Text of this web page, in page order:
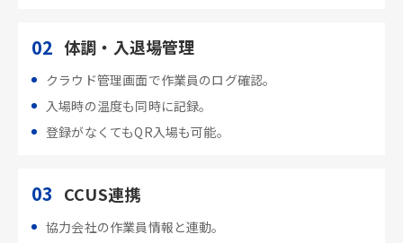
02 体調・入退場管理
クラウド管理画面で作業員のログ確認。
入場時の温度も同時に記録。
登録がなくてもQR入場も可能。
03 CCUS連携
協力会社の作業員情報と連動。